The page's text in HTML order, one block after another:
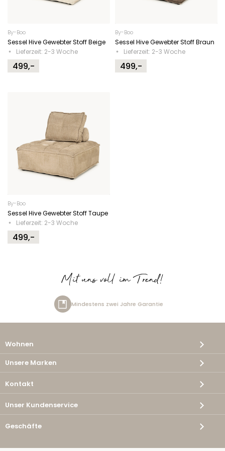
By-Boo
Sessel Hive Gewebter Stoff Beige
Lieferzeit: 2-3 Woche
499,-
By-Boo
Sessel Hive Gewebter Stoff Braun
Lieferzeit: 2-3 Woche
499,-
By-Boo
Sessel Hive Gewebter Stoff Taupe
Lieferzeit: 2-3 Woche
499,-
Mit uns voll im Trend!
Jahre Garantie
Wohnen
Unsere Marken
Kontakt
Unser Kundenservice
Geschäfte